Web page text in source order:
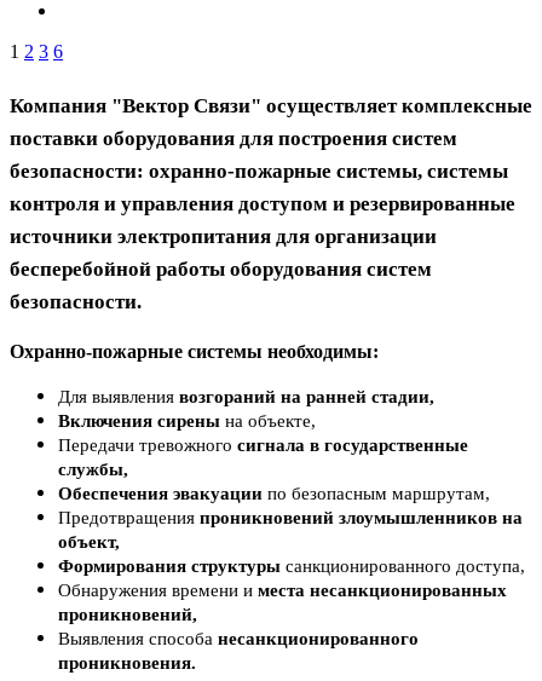
1 2 3 6
Компания "Вектор Связи" осуществляет комплексные
поставки оборудования для построения систем
безопасности: охранно-пожарные системы, системы
контроля и управления доступом и резервированные
источники электропитания для организации
бесперебойной работы оборудования систем
безопасности.
Охранно-пожарные системы необходимы:
Для выявления возгораний на ранней стадии,
Включения сирены на объекте,
Передачи тревожного сигнала в государственные
службы,
Обеспечения эвакуации по безопасным маршрутам,
Предотвращения проникновений злоумышленников на
объект,
Формирования структуры санкционированного доступа,
Обнаружения времени и места несанкционированных
проникновений,
Выявления способа несанкционированного
проникновения.